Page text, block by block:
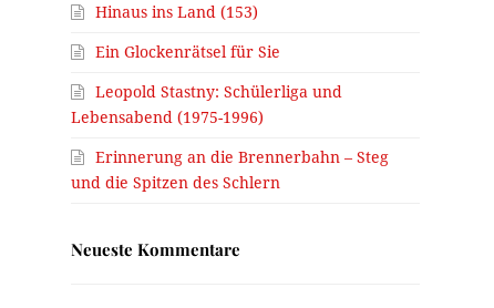
Hinaus ins Land (153)
Ein Glockenrätsel für Sie
Leopold Stastny: Schülerliga und
Lebensabend (1975-1996)
Erinnerung an die Brennerbahn – Steg
und die Spitzen des Schlern
Neueste Kommentare